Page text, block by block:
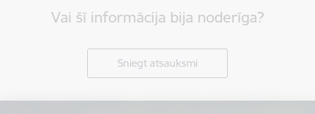
Vai šī informācija bija noderīga?
Sniegt atsauksmi